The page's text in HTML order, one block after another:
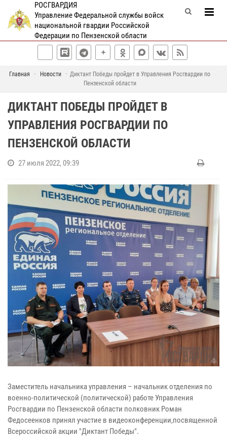
РОСГВАРДИЯ
Управление Федеральной службы войск
национальной гвардии Российской
Федерации по Пензенской области
Главная Новости
Диктант Победы пройдет в Управления Росгвардии по
Пензенской области
ДИКТАНТ ПОБЕДЫ ПРОЙДЕТ В
УПРАВЛЕНИЯ РОСГВАРДИИ ПО
ПЕНЗЕНСКОЙ ОБЛАСТИ
27 июля 2022, 09:39
Заместитель начальника управления – начальник отделения по
военно-политической (политической) работе Управления
Росгвардии по Пензенской области полковник Роман
Федосеенков принял участие в видеоконференции,посвященной
Всероссийской акции "Диктант Победы".